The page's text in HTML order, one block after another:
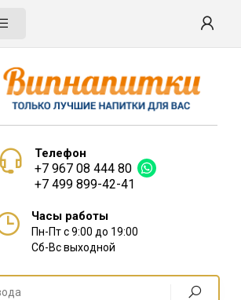
Телефон
+7 967 08 444 80
+7 499 899-42-41
Часы работы
Пн-Пт с 9:00 до 19:00
Сб-Вс выходной